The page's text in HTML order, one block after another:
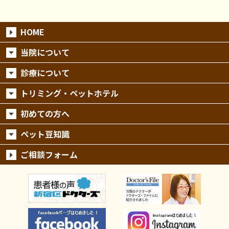
HOME
当院について
診療について
トリミング・ペットホテル
初めての方へ
ペット豆知識
ご相談フォーム